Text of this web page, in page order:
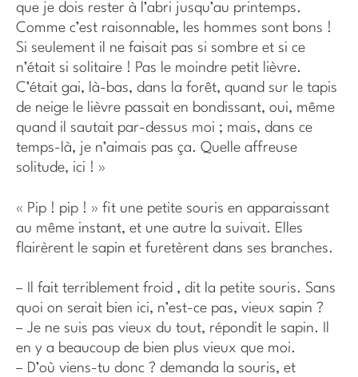
que je dois rester à l’abri jusqu’au printemps.
Comme c’est raisonnable, les hommes sont bons !
Si seulement il ne faisait pas si sombre et si ce
n’était si solitaire ! Pas le moindre petit lièvre.
C’était gai, là-bas, dans la forêt, quand sur le tapis
de neige le lièvre passait en bondissant, oui, même
quand il sautait par-dessus moi ; mais, dans ce
temps-là, je n’aimais pas ça. Quelle affreuse
solitude, ici ! »
« Pip ! pip ! » fit une petite souris en apparaissant
au même instant, et une autre la suivait. Elles
flairèrent le sapin et furetèrent dans ses branches.
– Il fait terriblement froid , dit la petite souris. Sans
quoi on serait bien ici, n’est-ce pas, vieux sapin ?
– Je ne suis pas vieux du tout, répondit le sapin. Il
en y a beaucoup de bien plus vieux que moi.
– D’où viens-tu donc ? demanda la souris, et